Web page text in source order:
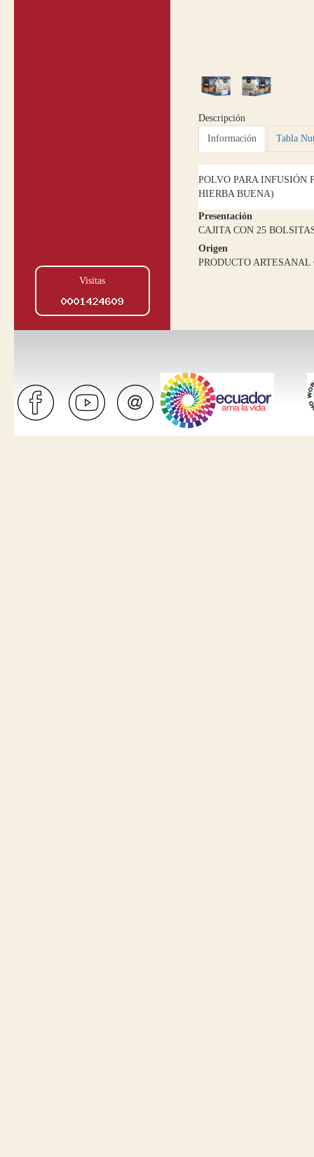
Descripción
Información
Tabla
POLVO PARA INFUSIÓN
HIERBA BUENA)
Presentación
CAJITA CON 25
Origen
PRODUCTO
Visitas